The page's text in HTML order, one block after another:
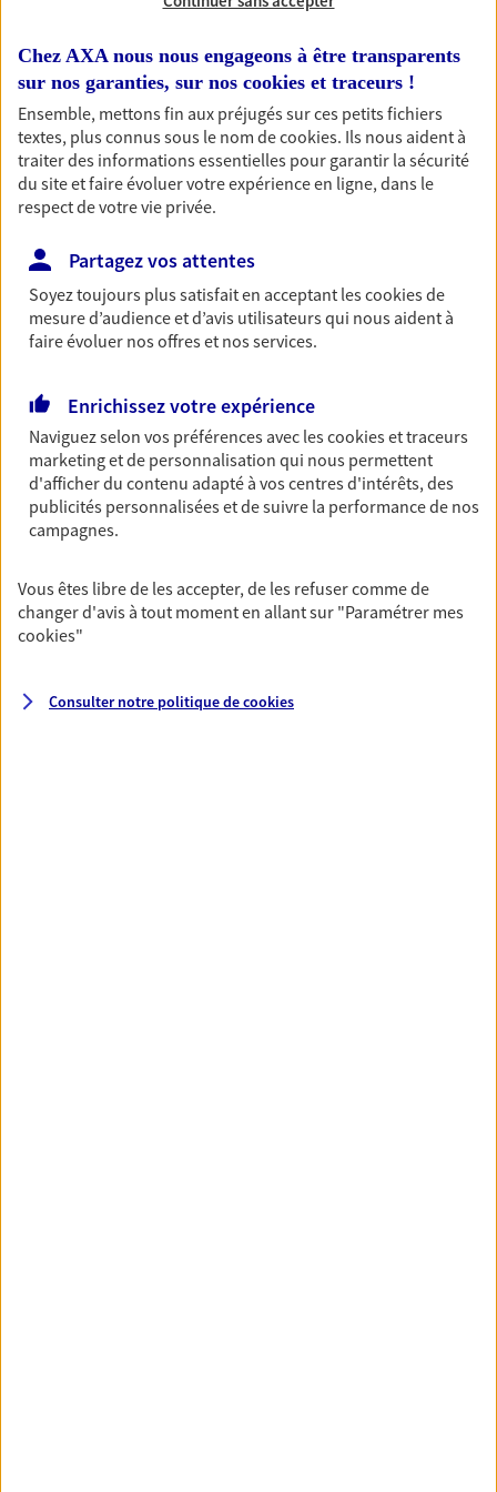
1 résultat correspond à votre
recherche
Passer les
résultats
Elodie Pioche
Mandataire d'Assurance AXA Epargne et
08150 Harcy
06 74 04 39 08
VOIR NOTRE SITE WEB
N° Orias * (orias.fr) : 25007400
VOIR PLUS
Chez AXA nous nous engageons à être transparents
sur nos garanties, sur nos cookies et traceurs !
Ensemble, mettons fin aux préjugés sur ces petits fichiers
textes, plus connus sous le nom decookies. Ils nous aident à
traiter des informations essentielles pour garantir la sécurité
du site et faire évoluer votre expérience en ligne, dans le
respect de votre vie privée.
Partagez vos attentes
Soyez toujours plus satisfait en acceptant lescookiesde
mesure d’audience et d’avis utilisateurs qui nous aident à
faire évoluer nos offres et nos services.
Enrichissez votre expérience
Naviguez selon vos préférences avec lescookies et traceurs
marketing et de personnalisation qui nous permettent
d'afficher du contenu adapté à vos centres d'intérêts, des
publicités personnalisées et de suivre la performance de nos
campagnes.
Vous êtes libre de les accepter, de les refuser comme de
changer d'avis à tout moment en allant sur "Paramétrer mes
cookies"
Consulter notre politique decookies